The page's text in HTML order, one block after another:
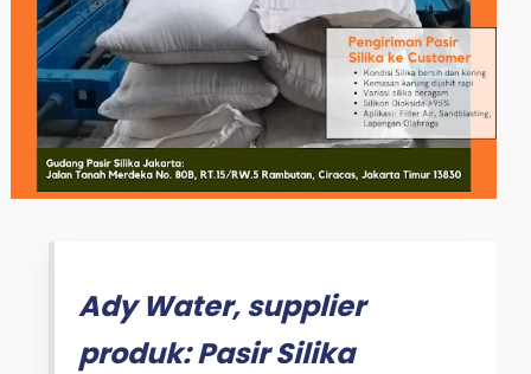
Ady Water, supplier
produk: Pasir Silika